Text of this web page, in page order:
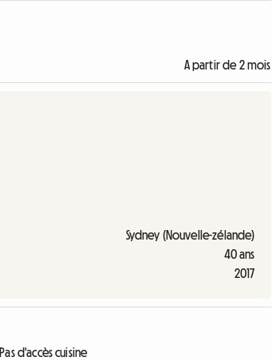
A partir de 2 mois
Sydney (Nouvelle-zélande)
40 ans
2017
Pas d'accès cuisine